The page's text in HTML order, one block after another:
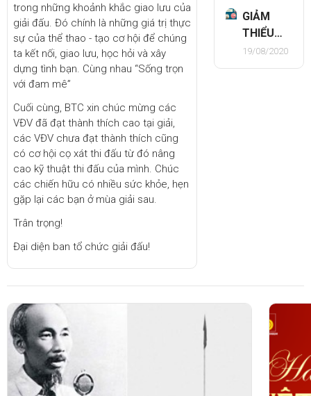
trong những khoảnh khắc giao lưu của
giải đấu. Đó chính là những giá trị thực
sự của thể thao - tạo cơ hội để chúng
ta kết nối, giao lưu, học hỏi và xây
dựng tình bạn. Cùng nhau “Sống trọn
với đam mê”
Cuối cùng, BTC xin chúc mừng các
VĐV đã đạt thành thích cao tại giải,
các VĐV chưa đạt thành thích cũng
có cơ hội cọ xát thi đấu từ đó nâng
cao kỹ thuật thi đấu của mình. Chúc
các chiến hữu có nhiều sức khỏe, hẹn
gặp lại các bạn ở mùa giải sau.
Trân trọng!
Đại diện ban tổ chức giải đấu!
GIẢM
THIỂU
TÁC
ĐỘNG
19/08/2020